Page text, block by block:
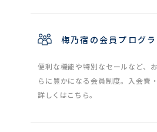
梅乃宿の会員プログラ
便利な機能や特別なセールなど、
らに豊かになる会員制度。入会費
詳しくはこちら。